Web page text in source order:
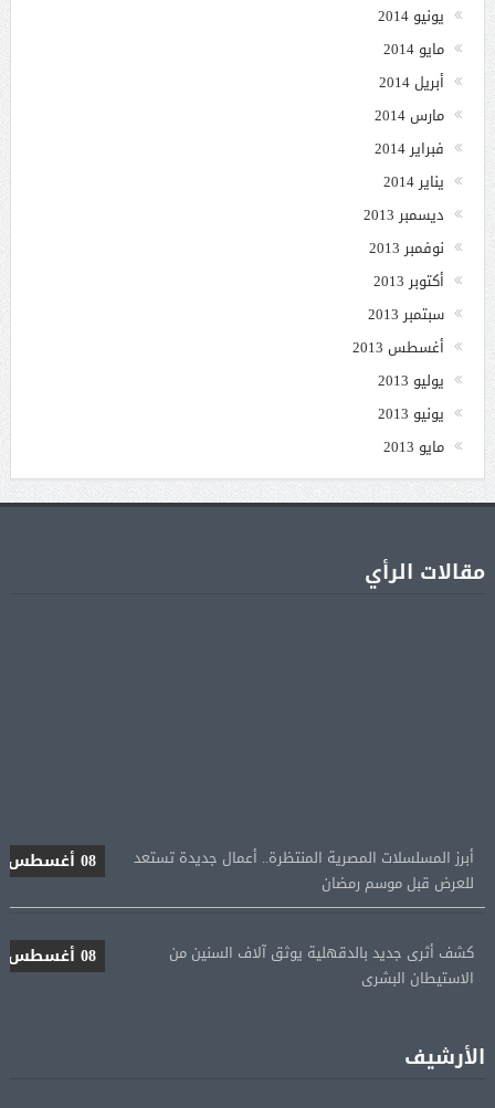
يونيو 2014
مايو 2014
أبريل 2014
مارس 2014
فبراير 2014
يناير 2014
ديسمبر 2013
نوفمبر 2013
أكتوبر 2013
سبتمبر 2013
أغسطس 2013
يوليو 2013
يونيو 2013
مايو 2013
مقالات الرأي
للعرض قبل موسم رمضان
الاستيطان البشرى
المؤهلة لأولمبياد 2028
الأرشيف